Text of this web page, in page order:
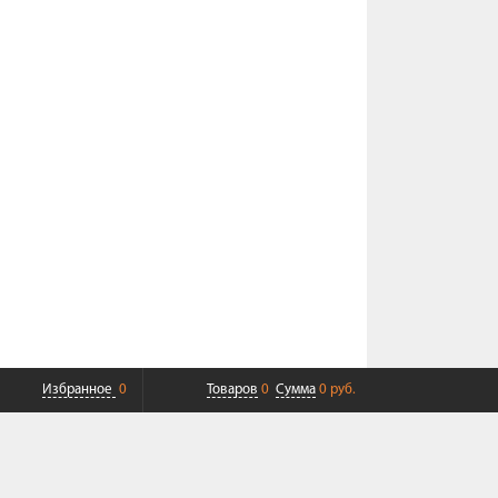
Избранное 0 Товаров 0 Сумма 0 руб.